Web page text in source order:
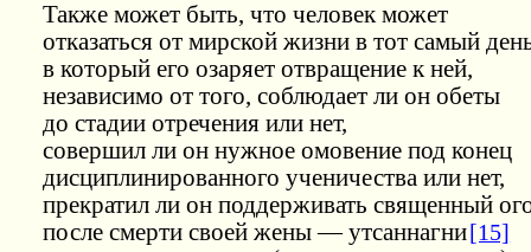
Также может быть, что человек может
отказаться от мирской жизни в тот самый
в который его озаряет отвращение к ней,
независимо от того, соблюдает ли он обеты
до стадии отречения или нет,
совершил ли он нужное омовение под конец
дисциплинированного ученичества или нет,
прекратил ли он поддерживать священный
после смерти своей жены — утсаннагни[15]